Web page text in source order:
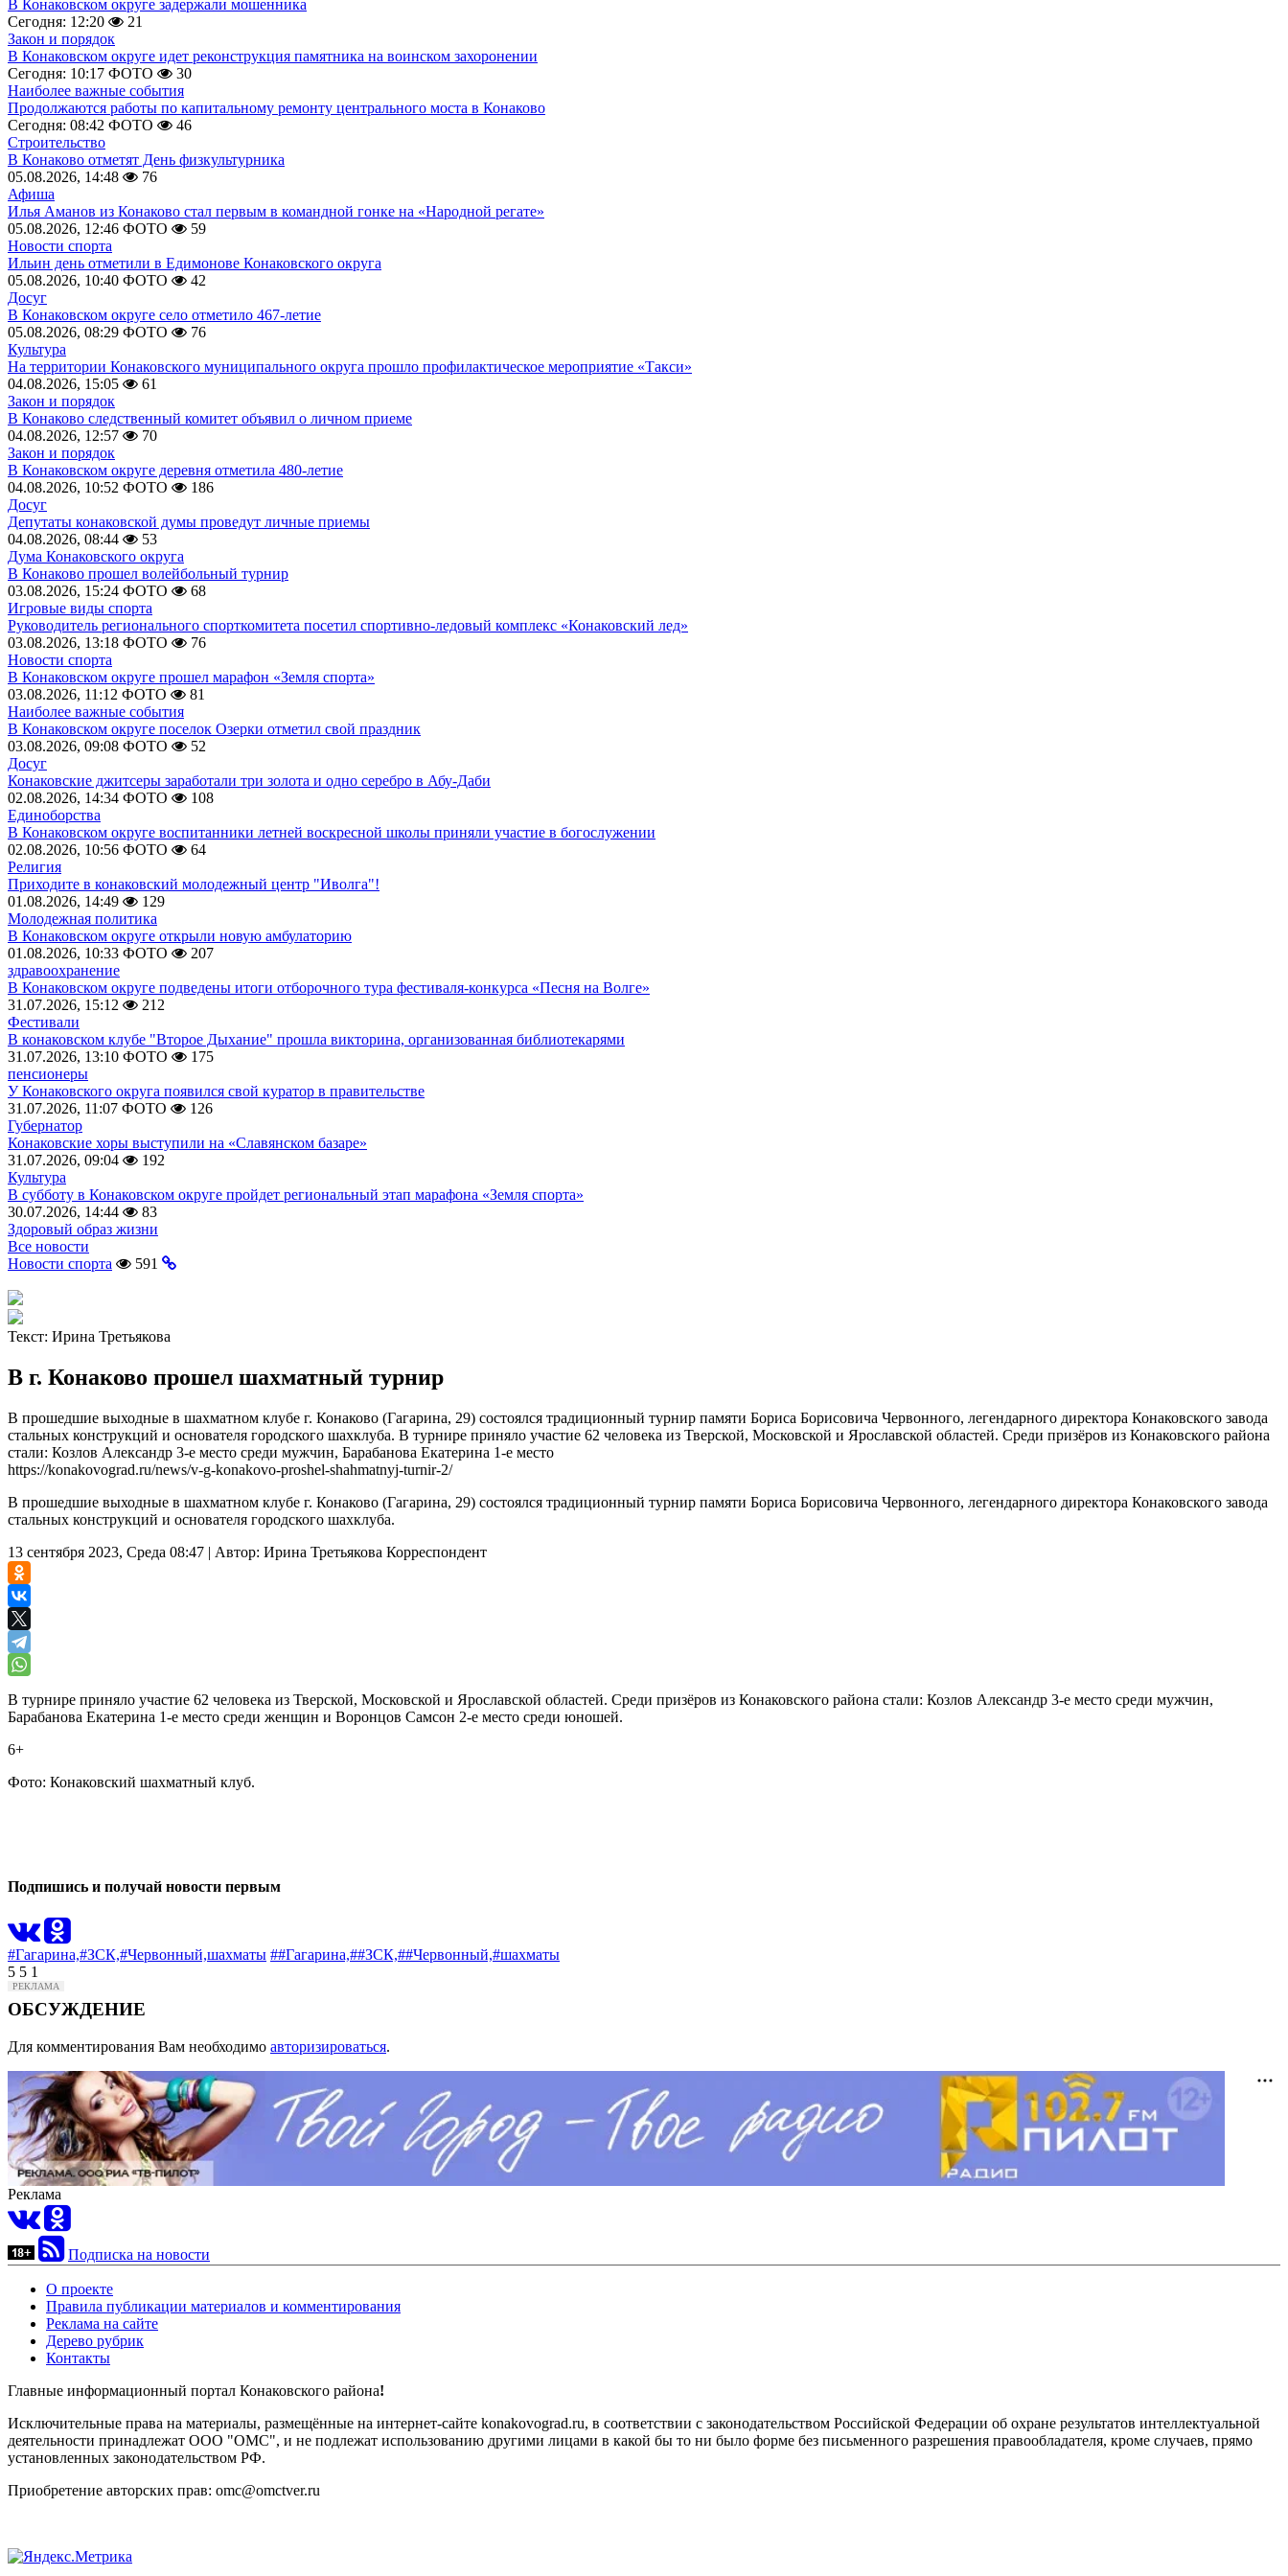
В Конаковском округе задержали мошенника
Сегодня: 12:20
21
Закон и порядок
В Конаковском округе идет реконструкция памятника на воинском захоронении
Сегодня: 10:17 ФОТО
30
Наиболее важные события
Продолжаются работы по капитальному ремонту центрального моста в Конаково
Сегодня: 08:42 ФОТО
46
Строительство
В Конаково отметят День физкультурника
05.08.2026, 14:48
76
Афиша
Илья Аманов из Конаково стал первым в командной гонке на «Народной регате»
05.08.2026, 12:46 ФОТО
59
Новости спорта
Ильин день отметили в Едимонове Конаковского округа
05.08.2026, 10:40 ФОТО
42
Досуг
В Конаковском округе село отметило 467-летие
05.08.2026, 08:29 ФОТО
76
Культура
На территории Конаковского муниципального округа прошло профилактическое мероприятие «Такси»
04.08.2026, 15:05
61
Закон и порядок
В Конаково следственный комитет объявил о личном приеме
04.08.2026, 12:57
70
Закон и порядок
В Конаковском округе деревня отметила 480-летие
04.08.2026, 10:52 ФОТО
186
Досуг
Депутаты конаковской думы проведут личные приемы
04.08.2026, 08:44
53
Дума Конаковского округа
В Конаково прошел волейбольный турнир
03.08.2026, 15:24 ФОТО
68
Игровые виды спорта
Руководитель регионального спорткомитета посетил спортивно-ледовый комплекс «Конаковский лед»
03.08.2026, 13:18 ФОТО
76
Новости спорта
В Конаковском округе прошел марафон «Земля спорта»
03.08.2026, 11:12 ФОТО
81
Наиболее важные события
В Конаковском округе поселок Озерки отметил свой праздник
03.08.2026, 09:08 ФОТО
52
Досуг
Конаковские джитсеры заработали три золота и одно серебро в Абу-Даби
02.08.2026, 14:34 ФОТО
108
Единоборства
В Конаковском округе воспитанники летней воскресной школы приняли участие в богослужении
02.08.2026, 10:56 ФОТО
64
Религия
Приходите в конаковский молодежный центр "Иволга"!
01.08.2026, 14:49
129
Молодежная политика
В Конаковском округе открыли новую амбулаторию
01.08.2026, 10:33 ФОТО
207
здравоохранение
В Конаковском округе подведены итоги отборочного тура фестиваля-конкурса «Песня на Волге»
31.07.2026, 15:12
212
Фестивали
В конаковском клубе "Второе Дыхание" прошла викторина, организованная библиотекарями
31.07.2026, 13:10 ФОТО
175
пенсионеры
У Конаковского округа появился свой куратор в правительстве
31.07.2026, 11:07 ФОТО
126
Губернатор
Конаковские хоры выступили на «Славянском базаре»
31.07.2026, 09:04
192
Культура
В субботу в Конаковском округе пройдет региональный этап марафона «Земля спорта»
30.07.2026, 14:44
83
Здоровый образ жизни
Все новости
Новости спорта
591
Текст: Ирина Третьякова
В г. Конаково прошел шахматный турнир
В прошедшие выходные в шахматном клубе г. Конаково (Гагарина, 29) состоялся традиционный турнир памяти Бориса Борисовича Червонного, легендарного директора Конаковского завода
стальных конструкций и основателя городского шахклуба. В турнире приняло участие 62 человека из Тверской, Московской и Ярославской областей. Среди призёров из Конаковского района
стали: Козлов Александр 3-е место среди мужчин, Барабанова Екатерина 1-е место
https://konakovograd.ru/news/v-g-konakovo-proshel-shahmatnyj-turnir-2/
В прошедшие выходные в шахматном клубе г. Конаково (Гагарина, 29) состоялся традиционный турнир памяти Бориса Борисовича Червонного, легендарного директора Конаковского завода
стальных конструкций и основателя городского шахклуба.
13 сентября 2023, Среда 08:47 | Автор: Ирина Третьякова Корреспондент
В турнире приняло участие 62 человека из Тверской, Московской и Ярославской областей. Среди призёров из Конаковского района стали: Козлов Александр 3-е место среди мужчин,
Барабанова Екатерина 1-е место среди женщин и Воронцов Самсон 2-е место среди юношей.
6+
Фото: Конаковский шахматный клуб.
Подпишись и получай новости первым
#Гагарина,#ЗСК,#Червонный,шахматы ##Гагарина,##ЗСК,##Червонный,#шахматы
5 5 1
ОБСУЖДЕНИЕ
Для комментирования Вам необходимо авторизироваться.
Реклама
Подписка на новости
О проекте
Правила публикации материалов и комментирования
Реклама на сайте
Дерево рубрик
Контакты
Главные информационный портал Конаковского района!
Исключительные права на материалы, размещённые на интернет-сайте konakovograd.ru, в соответствии с законодательством Российской Федерации об охране результатов интеллектуальной
деятельности принадлежат ООО "ОМС", и не подлежат использованию другими лицами в какой бы то ни было форме без письменного разрешения правообладателя, кроме случаев, прямо
установленных законодательством РФ.
Приобретение авторских прав: omc@omctver.ru